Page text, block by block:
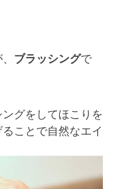
ブラッシングで
グをしてほこりを
ことで自然なエイ